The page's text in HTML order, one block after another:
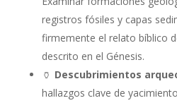
registros fósiles y capas
firmemente el relato bíblico
descrito en el Génesis.
🏺 Descubrimientos
hallazgos clave de